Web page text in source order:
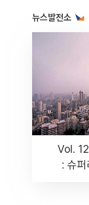
뉴스발전소
Vol.
: 슈